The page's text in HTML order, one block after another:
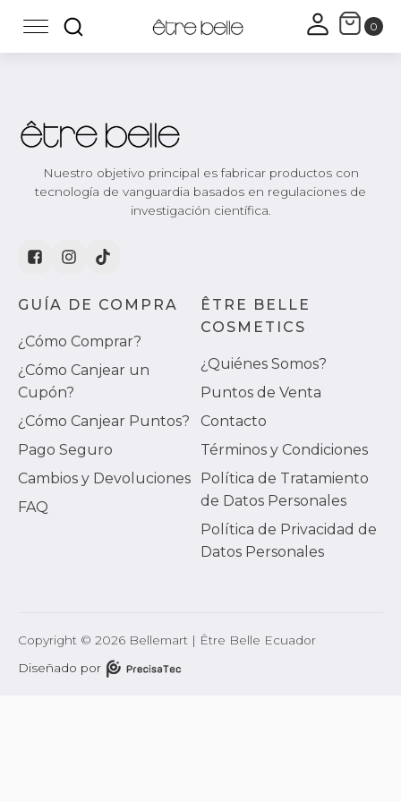
Nuestro objetivo principal es fabricar productos con
tecnología de vanguardia basados en regulaciones de
investigación científica.
GUÍA DE COMPRA
¿Cómo Comprar?
¿Cómo Canjear un
Cupón?
¿Cómo Canjear Puntos?
Pago Seguro
Cambios y Devoluciones
FAQ
ÊTRE BELLE
COSMETICS
¿Quiénes Somos?
Puntos de Venta
Contacto
Términos y Condiciones
Política de Tratamiento
de Datos Personales
Política de Privacidad de
Datos Personales
Copyright © 2026 Bellemart | Être Belle Ecuador
Diseñado por